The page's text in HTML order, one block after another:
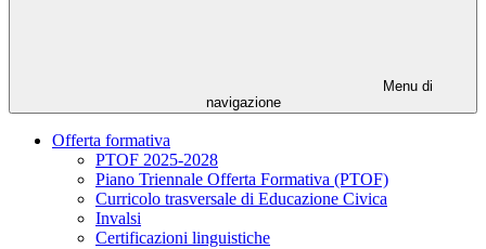
Menu di
navigazione
Offerta formativa
PTOF 2025-2028
Piano Triennale Offerta Formativa (PTOF)
Curricolo trasversale di Educazione Civica
Invalsi
Certificazioni linguistiche